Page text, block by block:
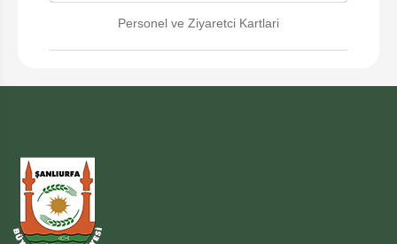
Personel ve Ziyaretci Kartlari